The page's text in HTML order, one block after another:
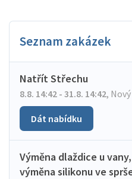
Seznam zakázek
Natřít Střechu
8.8. 14:42 - 31.8. 14:42,
Dát nabídku
Výměna dlaždice u
výměna silikonu ve